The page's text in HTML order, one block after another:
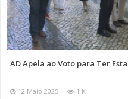
AD Apela ao Voto para Ter
12 Maio 2025 1 K